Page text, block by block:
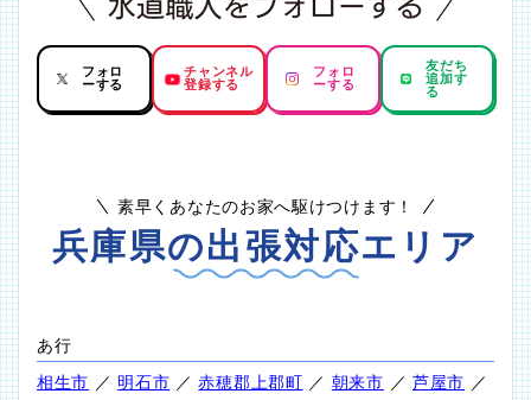
フォロ
ーする
チャンネル
登録する
フォロ
ーする
友だち
追加す
る
素早くあなたのお家へ駆けつけます！
兵庫県の出張対応エリア
あ行
相生市 ／ 明石市 ／赤穂郡上郡町 ／ 朝来市 ／ 芦屋市 ／